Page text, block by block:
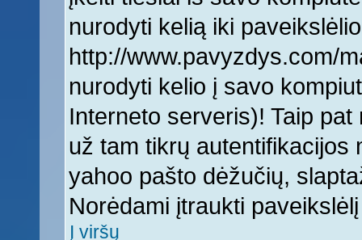
nurodyti kelią iki
http://www.pavyzdys.com/
nurodyti kelio į savo
Interneto serveris)! Taip
už tam tikrų autentifikacijos
yahoo pašto dėžučių,
Norėdami įtraukti
Į viršų